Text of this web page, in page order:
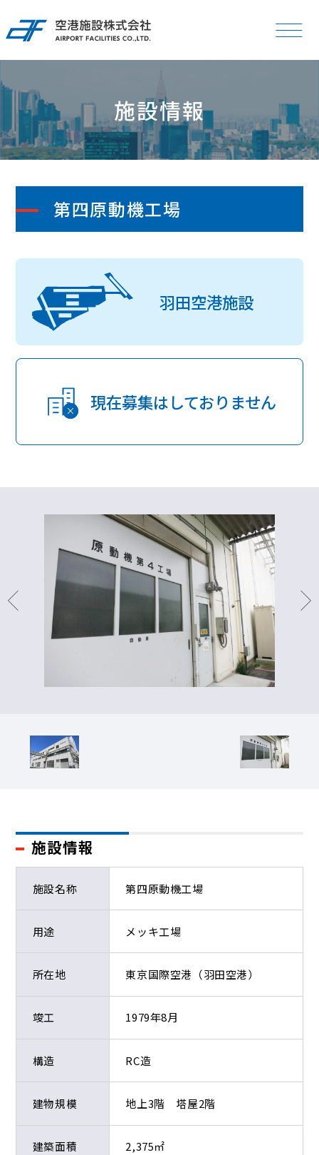
文字サイズ 小 大 English
IR情報
事業紹介
サステナビリティ
お問い合わせ
施設情報
第四原動機工場
羽田空港施設
現在募集はしておりません
施設情報
施設名称 第四原動機工場
用途 メッキ工場
所在地 東京国際空港（羽田空港）
竣工 1979年8月
構造 RC造
建物規模 地上3階 塔屋2階
建築面積 2,375㎡